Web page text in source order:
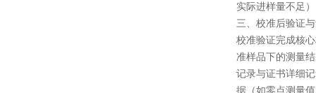
实际进样量不足
三、校准后验证
校准验证完成核
准样品下的测量
记录与证书详细
据（如零点测量